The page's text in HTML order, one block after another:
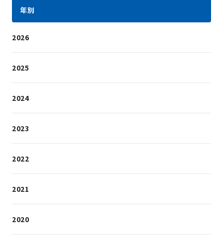
年別
2026
2025
2024
2023
2022
2021
2020